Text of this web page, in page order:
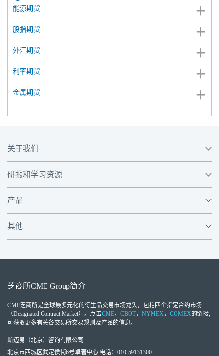
能源期货
股指期货
外汇期货
利率期货
金属期货
关于我们
研报和学习资源
产品
其他
芝商所CME Group简介
CME芝商所是全球最多元化的衍生品交易市场龙头，包括四个指定合约市场
（Designated Contract Market）。点击CME， CBOT， NYMEX， COMEX的链接,
可获取更多有关各交易所交易规则及产品的信息。
斯迈易（北京）咨询有限公司
北京市西城区武定侯街6号卓著中心 电话：010-59131300